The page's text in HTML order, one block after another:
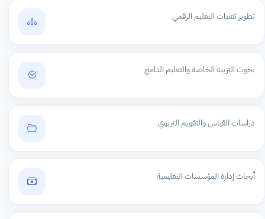
تطوير تقنيات التعليم الرقمي
بحوث التربية الخاصة والتعليم الدامج
دراسات القياس والتقويم التربوي
أبحاث إدارة المؤسسات التعليمية